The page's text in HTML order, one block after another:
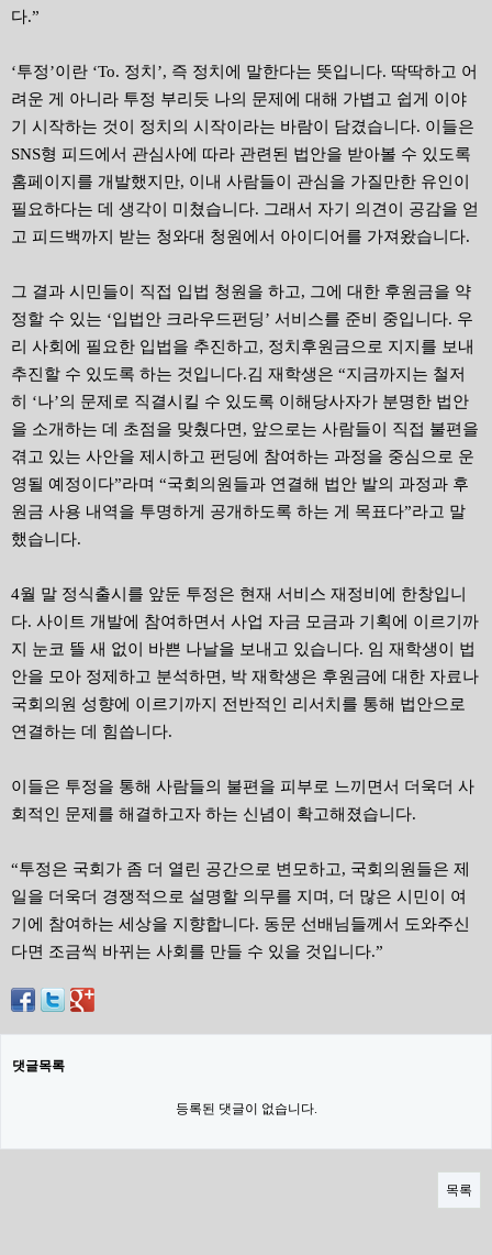
다.”
‘투정’이란 ‘To. 정치’, 즉 정치에 말한다는 뜻입니다. 딱딱하고 어
려운 게 아니라 투정 부리듯 나의 문제에 대해 가볍고 쉽게 이야
기 시작하는 것이 정치의 시작이라는 바람이 담겼습니다. 이들은
SNS형 피드에서 관심사에 따라 관련된 법안을 받아볼 수 있도록
홈페이지를 개발했지만, 이내 사람들이 관심을 가질만한 유인이
필요하다는 데 생각이 미쳤습니다. 그래서 자기 의견이 공감을 얻
고 피드백까지 받는 청와대 청원에서 아이디어를 가져왔습니다.
그 결과 시민들이 직접 입법 청원을 하고, 그에 대한 후원금을 약
정할 수 있는 ‘입법안 크라우드펀딩’ 서비스를 준비 중입니다. 우
리 사회에 필요한 입법을 추진하고, 정치후원금으로 지지를 보내
추진할 수 있도록 하는 것입니다.김 재학생은 “지금까지는 철저
히 ‘나’의 문제로 직결시킬 수 있도록 이해당사자가 분명한 법안
을 소개하는 데 초점을 맞췄다면, 앞으로는 사람들이 직접 불편을
겪고 있는 사안을 제시하고 펀딩에 참여하는 과정을 중심으로 운
영될 예정이다”라며 “국회의원들과 연결해 법안 발의 과정과 후
원금 사용 내역을 투명하게 공개하도록 하는 게 목표다”라고 말
했습니다.
4월 말 정식출시를 앞둔 투정은 현재 서비스 재정비에 한창입니
다. 사이트 개발에 참여하면서 사업 자금 모금과 기획에 이르기까
지 눈코 뜰 새 없이 바쁜 나날을 보내고 있습니다. 임 재학생이 법
안을 모아 정제하고 분석하면, 박 재학생은 후원금에 대한 자료나
국회의원 성향에 이르기까지 전반적인 리서치를 통해 법안으로
연결하는 데 힘씁니다.
이들은 투정을 통해 사람들의 불편을 피부로 느끼면서 더욱더 사
회적인 문제를 해결하고자 하는 신념이 확고해졌습니다.
“투정은 국회가 좀 더 열린 공간으로 변모하고, 국회의원들은 제
일을 더욱더 경쟁적으로 설명할 의무를 지며, 더 많은 시민이 여
기에 참여하는 세상을 지향합니다. 동문 선배님들께서 도와주신
다면 조금씩 바뀌는 사회를 만들 수 있을 것입니다.”
댓글목록
등록된 댓글이 없습니다.
목록